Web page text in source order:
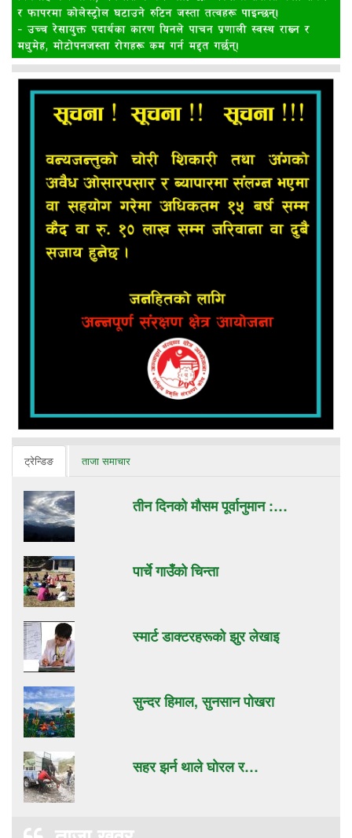
ट्रेन्डिङ ताजा समाचार
तीन दिनको मौसम पूर्वानुमान :…
पार्चे गाउँको चिन्ता
स्मार्ट डाक्टरहरूको झुर लेखाइ
सुन्दर हिमाल, सुनसान पाेखरा
सहर झर्न थाले घाेरल र…